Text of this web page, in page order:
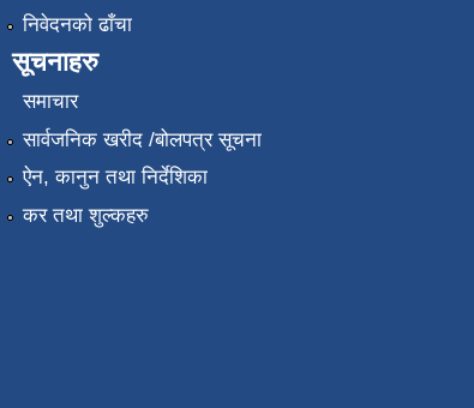
निवेदनको ढाँचा
सूचनाहरु
समाचार
सार्वजनिक खरीद /बोलपत्र सूचना
ऐन, कानुन तथा निर्देशिका
कर तथा शुल्कहरु